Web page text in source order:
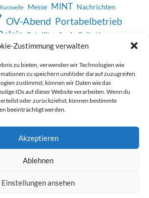
Zustimmung verwalten
zu bieten, verwenden wir Technologien wie
zu speichern und/oder darauf zuzugreifen.
zustimmst, können wir Daten wie das
IDs auf dieser Website verarbeiten. Wenn du
oder zurückziehst, können bestimmte
beeinträchtigt werden.
Akzeptieren
Ablehnen
Einstellungen ansehen
Kurzwelle Messe MINT Nachrichten
OV-Abend Portabelbetrieb
Satellitenfunk Selbstbau
Veranstaltung